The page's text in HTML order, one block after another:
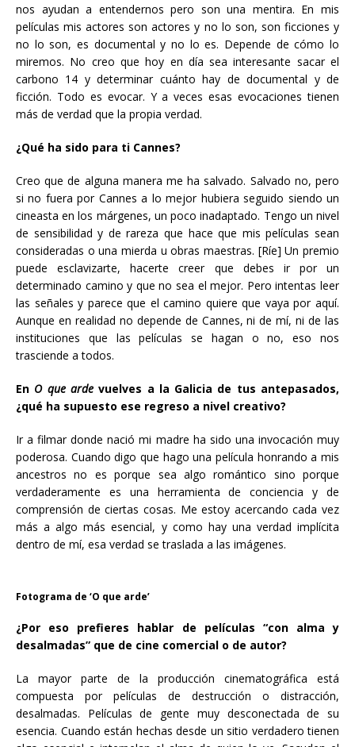
nos ayudan a entendernos pero son una mentira. En mis
películas mis actores son actores y no lo son, son ficciones y
no lo son, es documental y no lo es. Depende de cómo lo
miremos. No creo que hoy en día sea interesante sacar el
carbono 14 y determinar cuánto hay de documental y de
ficción. Todo es evocar. Y a veces esas evocaciones tienen
más de verdad que la propia verdad.
¿Qué ha sido para ti Cannes?
Creo que de alguna manera me ha salvado. Salvado no, pero
si no fuera por Cannes a lo mejor hubiera seguido siendo un
cineasta en los márgenes, un poco inadaptado. Tengo un nivel
de sensibilidad y de rareza que hace que mis películas sean
consideradas o una mierda u obras maestras. [Ríe] Un premio
puede esclavizarte, hacerte creer que debes ir por un
determinado camino y que no sea el mejor. Pero intentas leer
las señales y parece que el camino quiere que vaya por aquí.
Aunque en realidad no depende de Cannes, ni de mí, ni de las
instituciones que las películas se hagan o no, eso nos
trasciende a todos.
En O que ardevuelves a la Galicia de tus antepasados,
¿qué ha supuesto ese regreso a nivel creativo?
Ir a filmar donde nació mi madre ha sido una invocación muy
poderosa. Cuando digo que hago una película honrando a mis
ancestros no es porque sea algo romántico sino porque
verdaderamente es una herramienta de conciencia y de
comprensión de ciertas cosas. Me estoy acercando cada vez
más a algo más esencial, y como hay una verdad implícita
dentro de mí, esa verdad se traslada a las imágenes.
Fotograma de ‘O que arde’
¿Por eso prefieres hablar de películas “con alma y
desalmadas” que de cine comercial o de autor?
La mayor parte de la producción cinematográfica está
compuesta por películas de destrucción o distracción,
desalmadas. Películas de gente muy desconectada de su
esencia. Cuando están hechas desde un sitio verdadero tienen